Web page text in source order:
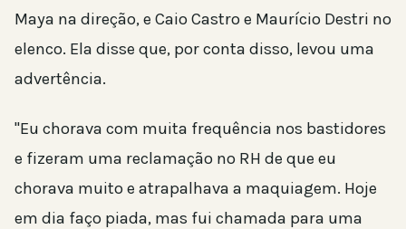
Maya na direção, e Caio Castro e Maurício Destri no
elenco. Ela disse que, por conta disso, levou uma
advertência.
"Eu chorava com muita frequência nos bastidores
e fizeram uma reclamação no RH de que eu
chorava muito e atrapalhava a maquiagem. Hoje
em dia faço piada, mas fui chamada para uma